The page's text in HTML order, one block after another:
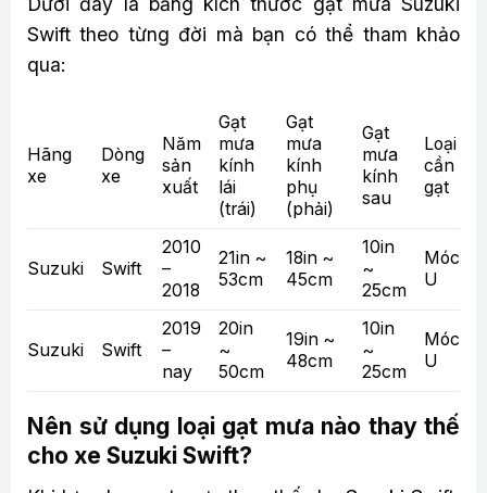
Swift theo từng đời mà bạn có thể tham khảo
qua:
Hãng
xe
Dòng
xe
Năm
sản
xuất
Gạt
mưa
kính
lái
(trái)
Gạt
mưa
kính
phụ
(phải)
Gạt
mưa
kính
sau
Loại
cần
gạt
Suzuki Swift
2010
–
2018
21in ~
53cm
18in ~
45cm
10in
~
25cm
Móc
U
Suzuki Swift
2019
–
nay
20in
~
50cm
19in ~
48cm
10in
~
25cm
Móc
U
Nên sử dụng loại gạt mưa nào thay thế
cho xe Suzuki Swift?